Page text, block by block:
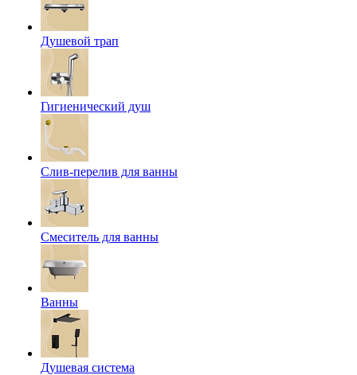
Душевой трап
Гигиенический душ
Слив-перелив для ванны
Смеситель для ванны
Ванны
Душевая система